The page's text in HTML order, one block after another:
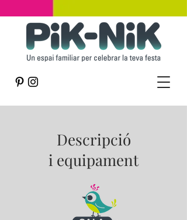
Descripció
i equipament